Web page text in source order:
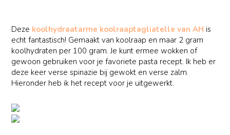
Deze koolhydraatarme koolraaptagliatellevan AH is
echt fantastisch! Gemaakt van koolraap en maar 2 gram
koolhydraten per 100 gram. Je kunt ermee wokken of
gewoon gebruiken voor je favoriete pasta recept. Ik heb er
deze keer verse spinazie bij gewokt en verse zalm.
Hieronder heb ik het recept voor je uitgewerkt.